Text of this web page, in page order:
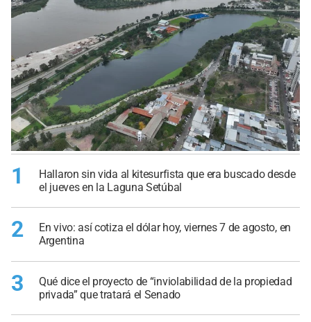
1
Hallaron sin vida al kitesurfista que era buscado desde
el jueves en la Laguna Setúbal
2
En vivo: así cotiza el dólar hoy, viernes 7 de agosto, en
Argentina
3
Qué dice el proyecto de “inviolabilidad de la propiedad
privada” que tratará el Senado